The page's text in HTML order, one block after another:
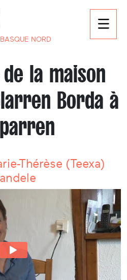
NORD
la maison
Borda à
Thérèse (Teexa)